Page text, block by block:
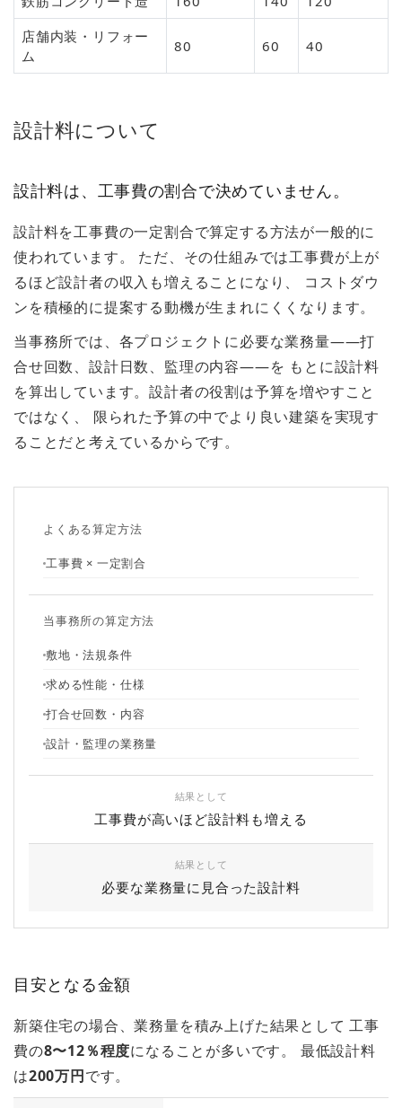
店舗内装・リフォー
ム
80 60 40
設計料について
設計料は、工事費の割合で決めていません。
設計料を工事費の一定割合で算定する方法が一般的に
使われています。 ただ、その仕組みでは工事費が上が
るほど設計者の収入も増えることになり、 コストダウ
ンを積極的に提案する動機が生まれにくくなります。
当事務所では、各プロジェクトに必要な業務量——打
合せ回数、設計日数、監理の内容——を もとに設計料
を算出しています。設計者の役割は予算を増やすこと
ではなく、 限られた予算の中でより良い建築を実現す
ることだと考えているからです。
よくある算定方法
工事費 × 一定割合
当事務所の算定方法
敷地・法規条件
求める性能・仕様
打合せ回数・内容
設計・監理の業務量
結果として
工事費が高いほど設計料も増える
結果として
必要な業務量に見合った設計料
目安となる金額
新築住宅の場合、業務量を積み上げた結果として 工事
費の8〜12％程度になることが多いです。 最低設計料
は200万円です。